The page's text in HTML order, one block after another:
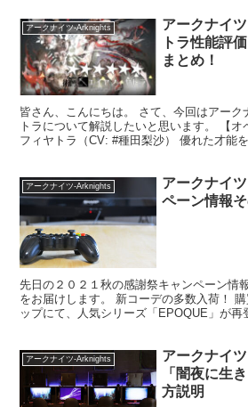
アークナイツ-Arknights
アークナイ
トラ性能評
まとめ！
皆さん、こんにちは。 さて、今回はアーク
トラについて解説したいと思います。 【
フィヤトラ（CV: #種田梨沙） 優れた才能
アークナイツ-Arknights
アークナイ
ペーン情報
先日の２０２１秋の感謝祭キャンペーン情
をお届けします。 新コーデの多数入荷！
ップにて、人気シリーズ「EPOQUE」が再
アークナイツ-Arknights
アークナイ
「闇夜に生
方説明